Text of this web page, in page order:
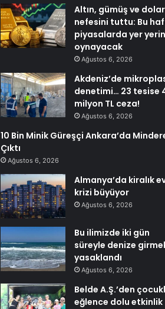
Altın, gümüş ve dolar
nefesini tuttu: Bu
piyasalarda yer
oynayacak
Ağustos 6, 2026
Akdeniz’de
denetimi… 23 tesise
milyon TL ceza!
Ağustos 6, 2026
10 Bin Minik Güreşçi Ankara’da
Çıktı
Ağustos 6, 2026
Almanya’da kiralık
krizi büyüyor
Ağustos 6, 2026
Bu ilimizde iki gün
süreyle denize
yasaklandı
Ağustos 6, 2026
Belde A.Ş.’den
eğlence dolu etkinlik